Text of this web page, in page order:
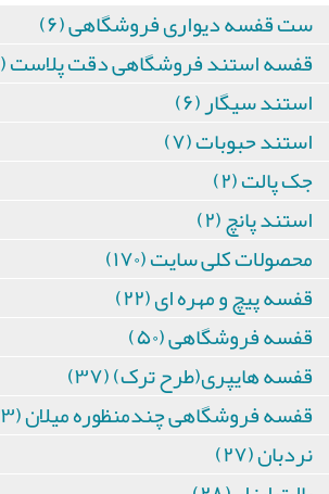
ست قفسه دیواری فروشگاهی (۶)
قفسه استند فروشگاهی دقت پلاست (۳)
استند سیگار (۶)
استند حبوبات (۷)
جک پالت (۲)
استند پانچ (۲)
محصولات کلی سایت (۱۷۰)
قفسه پیچ و مهره ای (۲۲)
قفسه فروشگاهی (۵۰)
قفسه هایپری(طرح ترک) (۳۷)
قفسه فروشگاهی چندمنظوره میلان (۳۳)
نردبان (۲۷)